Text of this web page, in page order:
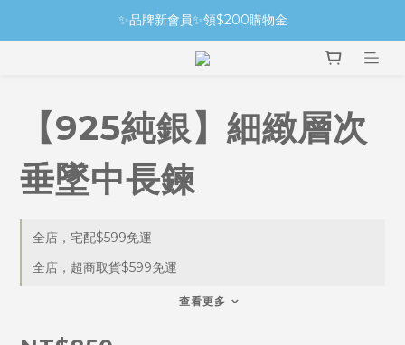
✨品牌新會員✨領$200購物金
【925純銀】細緻層次
垂墜中長鍊
全店，宅配$599免運
全店，超商取貨$599免運
查看更多